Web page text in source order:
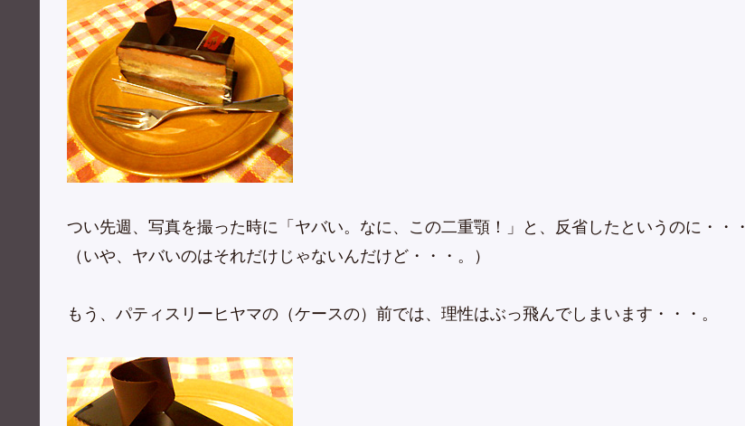
つい先週、写真を撮った時に「ヤバい。なに、この二重顎！」と、反省したというのに・・・
（いや、ヤバいのはそれだけじゃないんだけど・・・。）
もう、パティスリーヒヤマの（ケースの）前では、理性はぶっ飛んでしまいます・・・。